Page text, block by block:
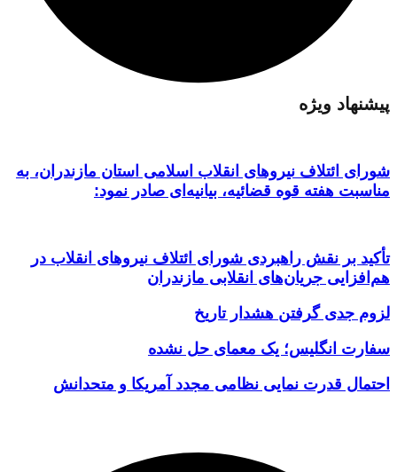
پیشنهاد ویژه
شورای ائتلاف نیروهای انقلاب اسلامی استان مازندران، به
مناسبت هفته قوه قضائیه، بیانیه‌ای صادر نمود:
تأکید بر نقش راهبردی شورای ائتلاف نیروهای انقلاب در
هم‌افزایی جریان‌های انقلابی مازندران
لزوم جدی گرفتن هشدار تاریخ
سفارت انگلیس؛ یک معمای حل نشده
احتمال قدرت نمایی نظامی مجدد آمریکا و متحدانش